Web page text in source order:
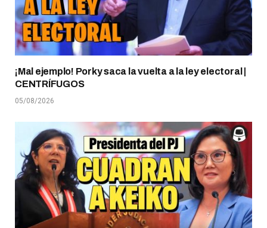
¡Mal ejemplo! Porky saca la vuelta a la ley electoral |
CENTRÍFUGOS
05/08/2026